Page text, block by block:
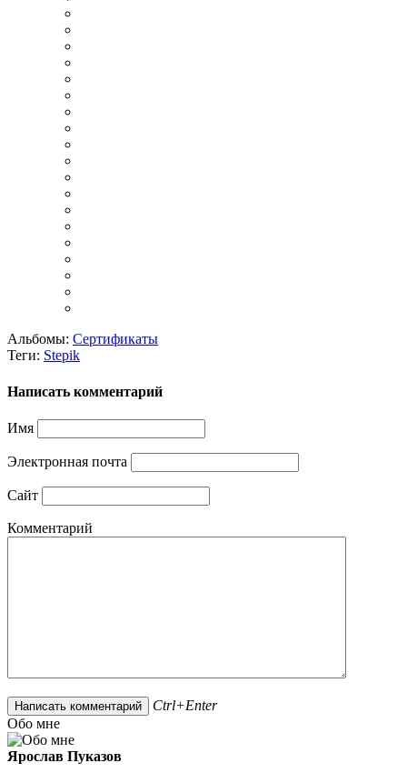
Альбомы: Сертификаты
Теги: Stepik
Написать комментарий
Имя
Электронная почта
Сайт
Комментарий
Ctrl+Enter
Обо мне
Ярослав Пуказов